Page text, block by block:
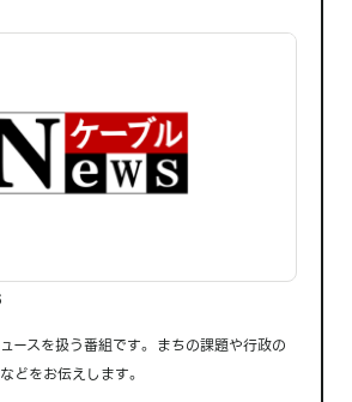
ースを扱う番組です。 まちの課題や行政の
どをお伝えします。